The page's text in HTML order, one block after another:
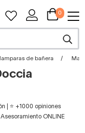
0
de bañera
| ⭐ +1000 opiniones
ONLINE